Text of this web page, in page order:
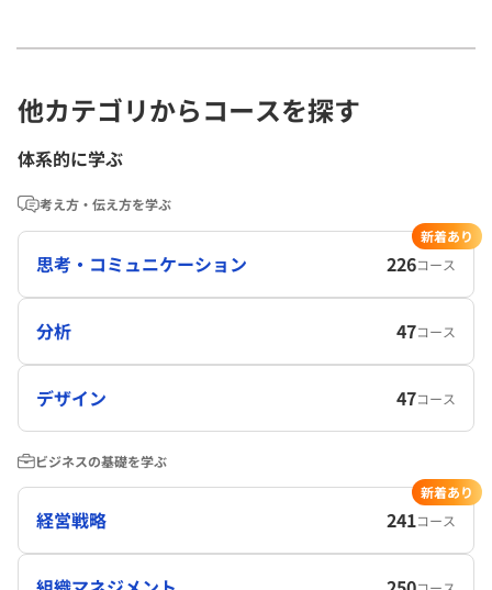
他カテゴリからコースを探す
体系的に学ぶ
考え方・伝え方を学ぶ
思考・コミュニケーション 226コース
新着あり
分析 47コース
デザイン 47コース
ビジネスの基礎を学ぶ
経営戦略 241コース
新着あり